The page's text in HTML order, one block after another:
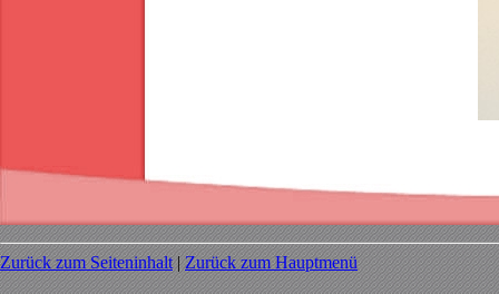
Zurück zum Seiteninhalt|Zurück zum Hauptmenü